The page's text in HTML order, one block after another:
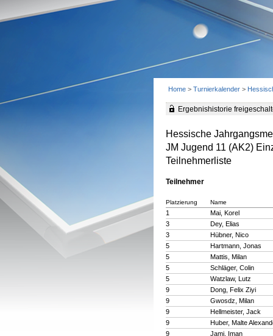
Home > Turnierkalender >
Ergebnishistorie
Hessische
JM Jugend 11 (AK2)
Teilnehmerliste
Teilnehmer
Platzierung Name
1
Mai, Korel
3
Dey, Elias
3
Hübner, Nico
5
Hartmann, Jonas
5
Mattis, Milan
5
Schläger, Colin
5
Watzlaw, Lutz
9
Dong, Felix Ziyi
9
Gwosdz, Milan
9
Hellmeister, Jack
9
Huber, Malte
9
Jami, Iman